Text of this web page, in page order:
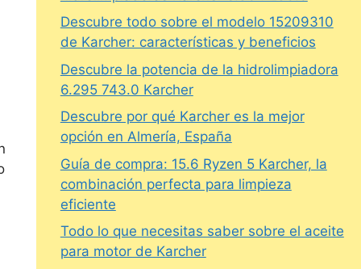
Descubre todo sobre el modelo 15209310
de Karcher: características y beneficios
Descubre la potencia de la hidrolimpiadora
6.295 743.0 Karcher
Descubre por qué Karcher es la mejor
opción en Almería, España
Guía de compra: 15.6 Ryzen 5 Karcher, la
combinación perfecta para limpieza
eficiente
Todo lo que necesitas saber sobre el aceite
para motor de Karcher